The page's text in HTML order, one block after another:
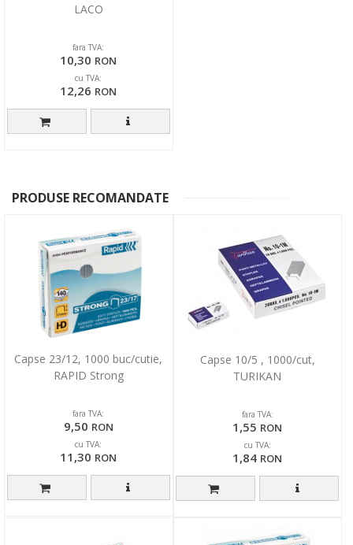
LACO
fara TVA:
10,30 RON
cu TVA:
12,26 RON
PRODUSE RECOMANDATE
Capse 23/12, 1000 buc/cutie,
RAPID Strong
fara TVA:
9,50 RON
cu TVA:
11,30 RON
Capse 10/5 , 1000/cut,
TURIKAN
fara TVA:
1,55 RON
cu TVA:
1,84 RON